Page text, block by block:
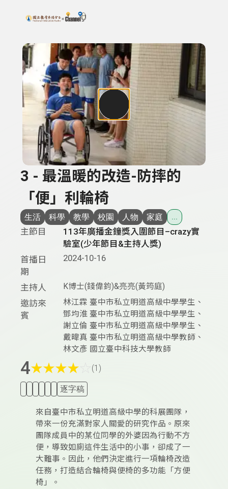
上方功能區塊
搜尋關鍵字：可輸入節目名稱、主持人或關鍵字
3 - 最溫暖的改造-防摔的
「便」利輪椅
生活 科學 教學 校園 人物 家庭 ...
主節目
113年廣播金鐘獎入圍節目–crazy實
驗室(少年節目&主持人獎)
首播日
期
2024-10-16
主持人 K博士(錢偉鈞)&亮亮(黃筠庭)
邀訪來
賓
林江霖 臺中市私立明道高級中學學生、
鄧均淮 臺中市私立明道高級中學學生、
謝立倫 臺中市私立明道高級中學學生、
戴暐真 臺中市私立明道高級中學教師、
林文彥 國立臺中科技大學教師
4★★★★ (1)
逐字稿
來自臺中市私立明道高級中學的科展團隊，
帶來一份充滿對家人關愛的研究作品。原來
團隊成員中的某位同學的外婆因為行動不方
便，導致如廁這件生活中的小事，卻成了一
大難事。因此，他們決定進行一項輪椅改造
任務，打造結合輪椅與便椅的多功能「方便
椅」。